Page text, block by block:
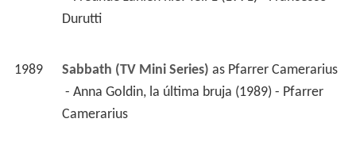
Durutti
1989 Sabbath (TV Mini Series) as Pfarrer Camerarius
Camerarius